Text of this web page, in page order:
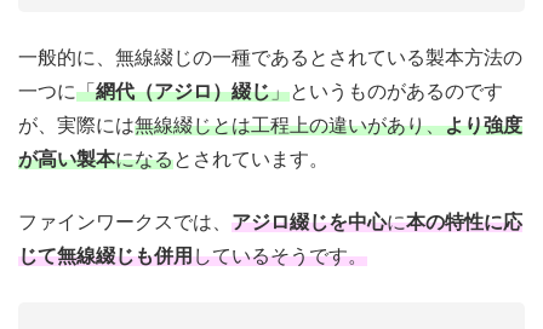
一般的に、無線綴じの一種であるとされている製本方法の
一つに「網代（アジロ）綴じ」というものがあるのです
が、実際には無線綴じとは工程上の違いがあり、より強度
が高い製本になるとされています。
ファインワークスでは、 アジロ綴じを中心に本の特性に応
じて無線綴じも併用しているそうです。